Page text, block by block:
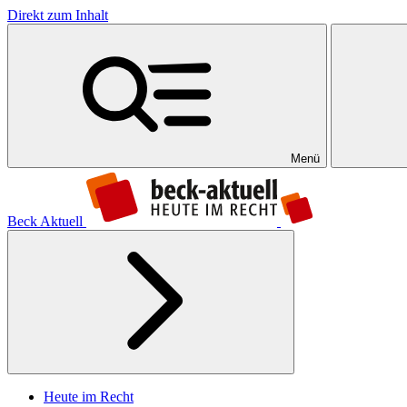
Direkt zum Inhalt
Menü
Beck Aktuell
Heute im Recht